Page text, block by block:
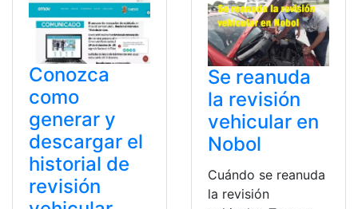
Conozca
como
generar y
descargar el
historial de
revisión
Se reanuda
la revisión
vehicular en
Nobol
Cuándo se reanuda
la revisión